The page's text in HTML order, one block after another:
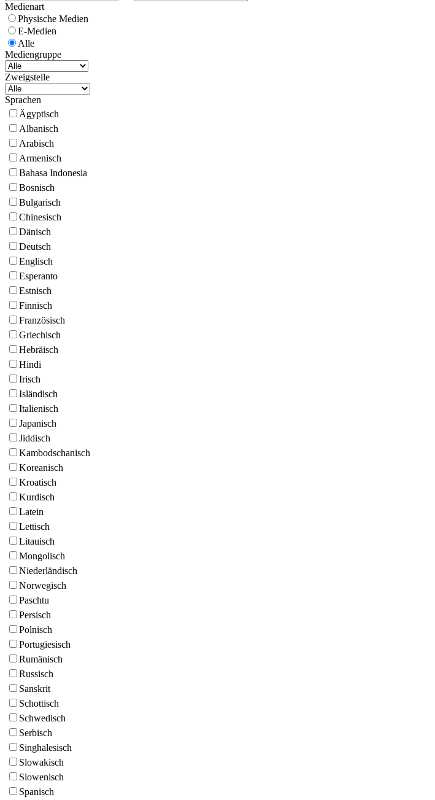
Medienart
Physische Medien
E-Medien
Alle
Mediengruppe
Zweigstelle
Sprachen
Ägyptisch
Albanisch
Arabisch
Armenisch
Bahasa Indonesia
Bosnisch
Bulgarisch
Chinesisch
Dänisch
Deutsch
Englisch
Esperanto
Estnisch
Finnisch
Französisch
Griechisch
Hebräisch
Hindi
Irisch
Isländisch
Italienisch
Japanisch
Jiddisch
Kambodschanisch
Koreanisch
Kroatisch
Kurdisch
Latein
Lettisch
Litauisch
Mongolisch
Niederländisch
Norwegisch
Paschtu
Persisch
Polnisch
Portugiesisch
Rumänisch
Russisch
Sanskrit
Schottisch
Schwedisch
Serbisch
Singhalesisch
Slowakisch
Slowenisch
Spanisch